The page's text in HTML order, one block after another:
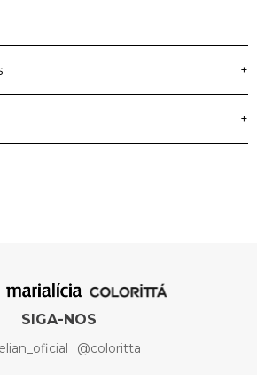
+
Jeans Com Elastano
+
SIGA-NOS
@coloritta